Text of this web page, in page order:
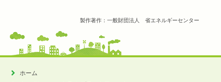
製作著作：一般財団法人 省エネルギーセンター
ホーム